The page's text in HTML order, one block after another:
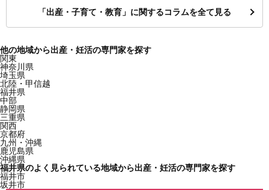
「出産・子育て・教育」に関するコラムを全て見る
他の地域から出産・妊活の専門家を探す
関東
神奈川県
埼玉県
北陸・甲信越
福井県
中部
静岡県
三重県
関西
京都府
九州・沖縄
鹿児島県
沖縄県
福井県のよく見られている地域から出産・妊活の専門家を探す
福井市
坂井市